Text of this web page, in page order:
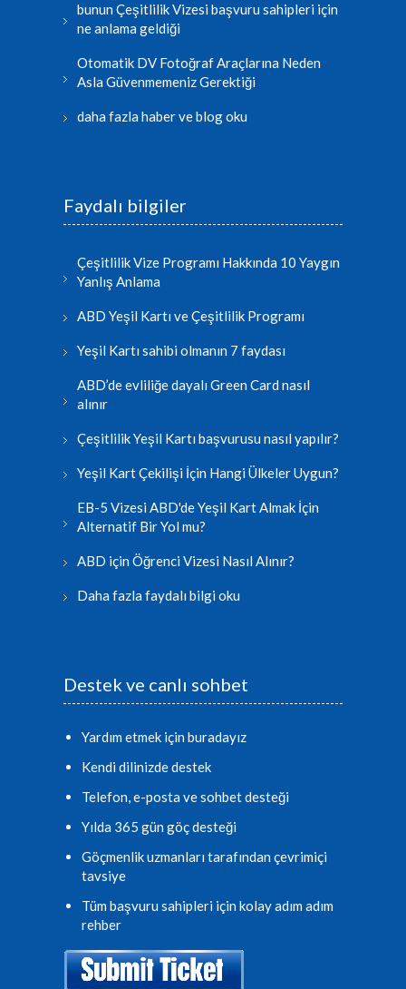
bunun Çeşitlilik Vizesi başvuru sahipleri için
ne anlama geldiği
Otomatik DV Fotoğraf Araçlarına Neden
Asla Güvenmemeniz Gerektiği
daha fazla haber ve blog oku
Faydalı bilgiler
Çeşitlilik Vize Programı Hakkında 10 Yaygın
Yanlış Anlama
ABD Yeşil Kartı ve Çeşitlilik Programı
Yeşil Kartı sahibi olmanın 7 faydası
ABD’de evliliğe dayalı Green Card nasıl
alınır
Çeşitlilik Yeşil Kartı başvurusu nasıl yapılır?
Yeşil Kart Çekilişi İçin Hangi Ülkeler Uygun?
EB-5 Vizesi ABD'de Yeşil Kart Almak İçin
Alternatif Bir Yol mu?
ABD için Öğrenci Vizesi Nasıl Alınır?
Daha fazla faydalı bilgi oku
Destek ve canlı sohbet
Yardım etmek için buradayız
Kendi dilinizde destek
Telefon, e-posta ve sohbet desteği
Yılda 365 gün göç desteği
Göçmenlik uzmanları tarafından çevrimiçi
tavsiye
Tüm başvuru sahipleri için kolay adım adım
rehber